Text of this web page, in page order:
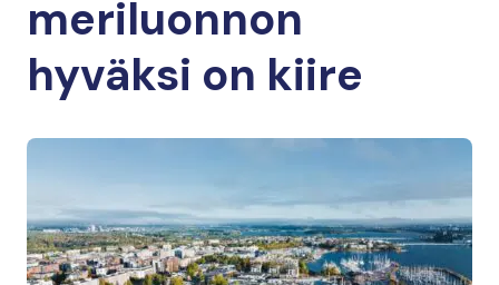
meriluonnon
hyväksi on kiire